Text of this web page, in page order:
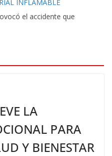
INFLAMABLE
el accidente que
LA
PARA
Y BIENESTAR